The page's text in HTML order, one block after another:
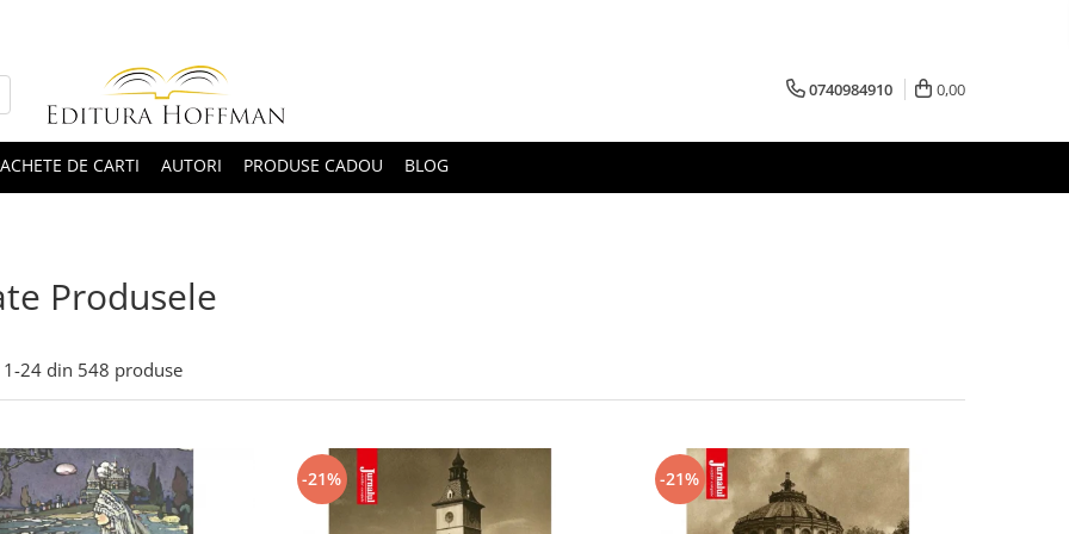
0740984910 0,00
DE CARTI AUTORI PRODUSE CADOU BLOG
Produsele
1-24 din 548 produse
-21% -21%